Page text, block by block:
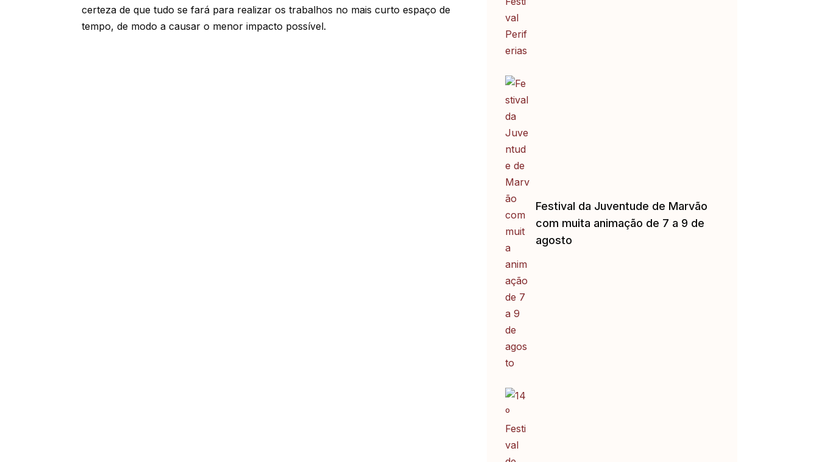
certeza de que tudo se fará para realizar os trabalhos no mais curto espaço de
tempo, de modo a causar o menor impacto possível.
Festival da Juventude de Marvão
com muita animação de 7 a 9 de
agosto